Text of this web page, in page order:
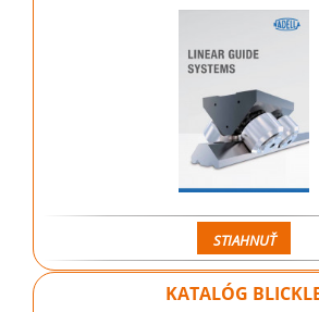
STIAHNUŤ
KATALÓG